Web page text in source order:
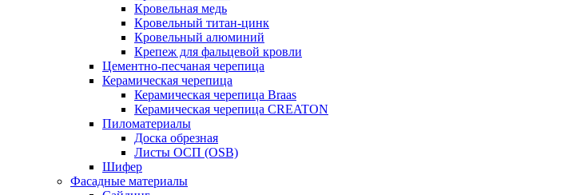
Кровельная медь
Кровельный титан-цинк
Кровельный алюминий
Крепеж для фальцевой кровли
Цементно-песчаная черепица
Керамическая черепица
Керамическая черепица Braas
Керамическая черепица CREATON
Пиломатериалы
Доска обрезная
Листы ОСП (OSB)
Шифер
Фасадные материалы